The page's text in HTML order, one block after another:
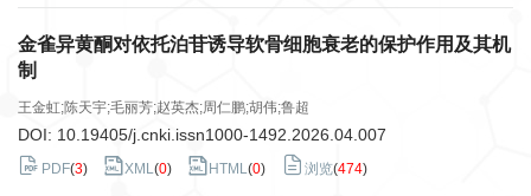
金雀异黄酮对依托泊苷诱导软骨细胞衰老的保护作用及其机
制
王金虹;陈天宇;毛丽芳;赵英杰;周仁鹏;胡伟;鲁超
DOI: 10.19405/j.cnki.issn1000-1492.2026.04.007
PDF(3) XML(0) HTML(0) 浏览(474)